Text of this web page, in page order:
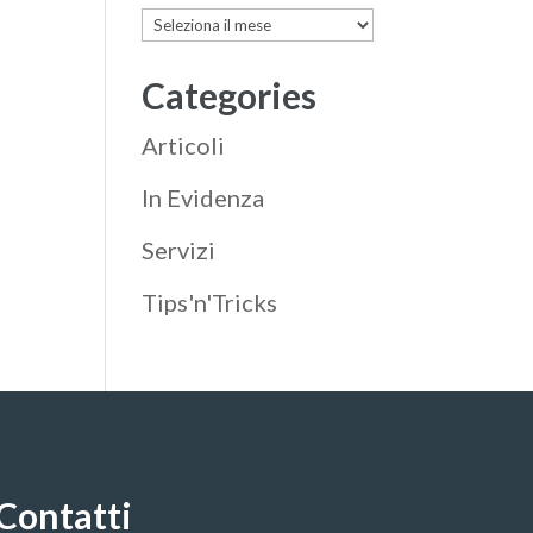
Archives
Categories
Articoli
In Evidenza
Servizi
Tips'n'Tricks